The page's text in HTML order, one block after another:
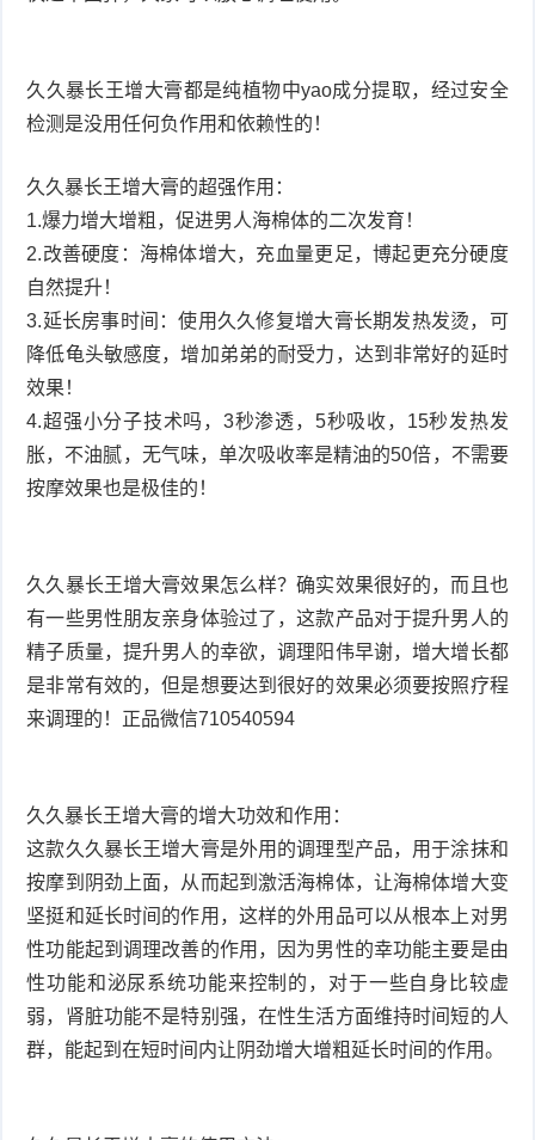
久久暴长王增大膏都是纯植物中yao成分提取，经过安全
检测是没用任何负作用和依赖性的！
久久暴长王增大膏的超强作用：
1.爆力增大增粗，促进男人海棉体的二次发育！
2.改善硬度：海棉体增大，充血量更足，博起更充分硬度
自然提升！
3.延长房事时间：使用久久修复增大膏长期发热发烫，可
降低龟头敏感度，增加弟弟的耐受力，达到非常好的延时
效果！
4.超强小分子技术吗，3秒渗透，5秒吸收，15秒发热发
胀，不油腻，无气味，单次吸收率是精油的50倍，不需要
按摩效果也是极佳的！
久久暴长王增大膏效果怎么样？确实效果很好的，而且也
有一些男性朋友亲身体验过了，这款产品对于提升男人的
精子质量，提升男人的幸欲，调理阳伟早谢，增大增长都
是非常有效的，但是想要达到很好的效果必须要按照疗程
来调理的！正品微信710540594
久久暴长王增大膏的增大功效和作用：
这款久久暴长王增大膏是外用的调理型产品，用于涂抹和
按摩到阴劲上面，从而起到激活海棉体，让海棉体增大变
坚挺和延长时间的作用，这样的外用品可以从根本上对男
性功能起到调理改善的作用，因为男性的幸功能主要是由
性功能和泌尿系统功能来控制的，对于一些自身比较虚
弱，肾脏功能不是特别强，在性生活方面维持时间短的人
群，能起到在短时间内让阴劲增大增粗延长时间的作用。